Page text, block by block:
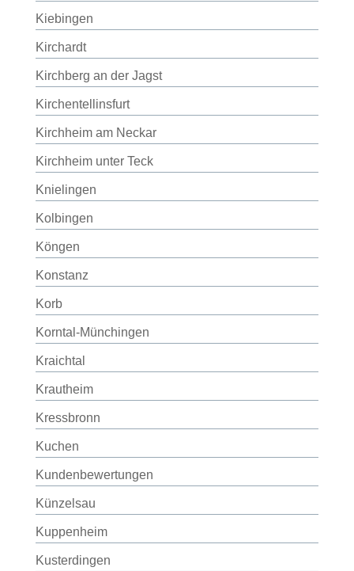
Kiebingen
Kirchardt
Kirchberg an der Jagst
Kirchentellinsfurt
Kirchheim am Neckar
Kirchheim unter Teck
Knielingen
Kolbingen
Köngen
Konstanz
Korb
Korntal-Münchingen
Kraichtal
Krautheim
Kressbronn
Kuchen
Kundenbewertungen
Künzelsau
Kuppenheim
Kusterdingen